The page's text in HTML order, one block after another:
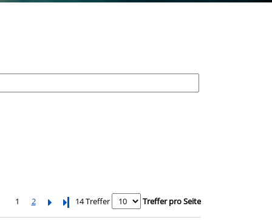
1 2 Letzte Seite
14 Treffer Treffer pro Seite